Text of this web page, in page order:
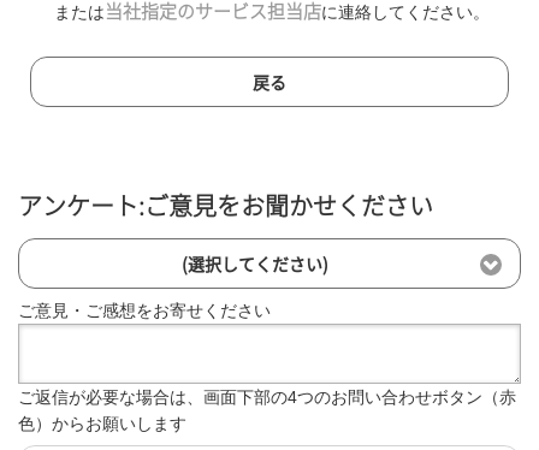
または 当社指定のサービス担当店に連絡してください。
戻る
アンケート:ご意見をお聞かせください
(選択してください)
ご意見・ご感想をお寄せください
ご返信が必要な場合は、画面下部の4つのお問い合わせボタン（赤
色）からお願いします